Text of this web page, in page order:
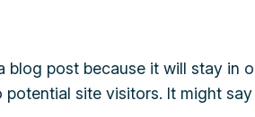
blog post because it will stay
site visitors. It might